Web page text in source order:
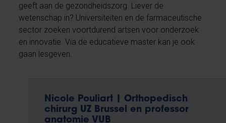
geeft aan de gezondheidszorg. Liever de
wetenschap in? Universiteiten en de farmaceutische
sector zoeken voortdurend artsen voor onderzoek
en innovatie. Via de educatieve master kan je ook
gaan lesgeven.
Nicole Pouliart | Orthopedisch
chirurg UZ Brussel en professor
anatomie VUB